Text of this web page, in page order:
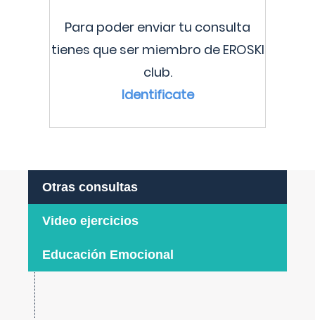
Para poder enviar tu consulta
tienes que ser miembro de EROSKI
club.
Identificate
Otras consultas
Video ejercicios
Educación Emocional